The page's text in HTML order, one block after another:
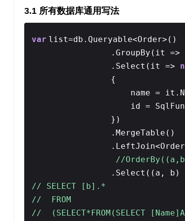
3.1 所有数据库通用写法
var list=db.Queryable<Order>()
.GroupBy(it =>
.Select(it =>
{
name =
id =
})
.MergeTable()
//
.Select((a, b)
// SELECT [b].*
// FROM
// (SELECT*FROM(SELECT